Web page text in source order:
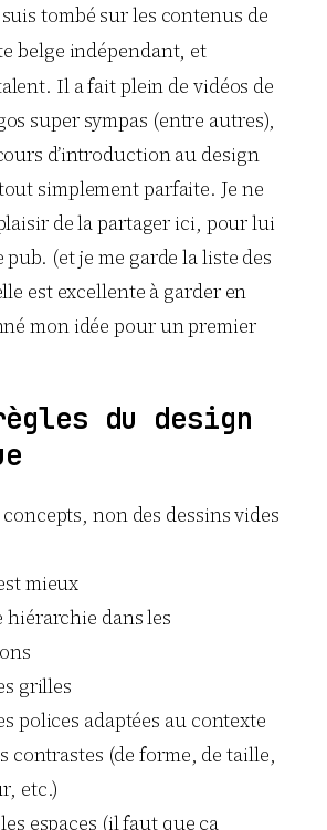
tombé sur les contenus de
belge indépendant, et
Il a fait plein de vidéos de
super sympas (entre autres),
d’introduction au design
simplement parfaite. Je ne
de la partager ici, pour lui
(et je me garde la liste des
est excellente à garder en
mon idée pour un premier
du design
concepts, non des dessins vides
mieux
hiérarchie dans les
grilles
polices adaptées au contexte
contrastes (de forme, de taille,
etc.)
espaces (il faut que ça